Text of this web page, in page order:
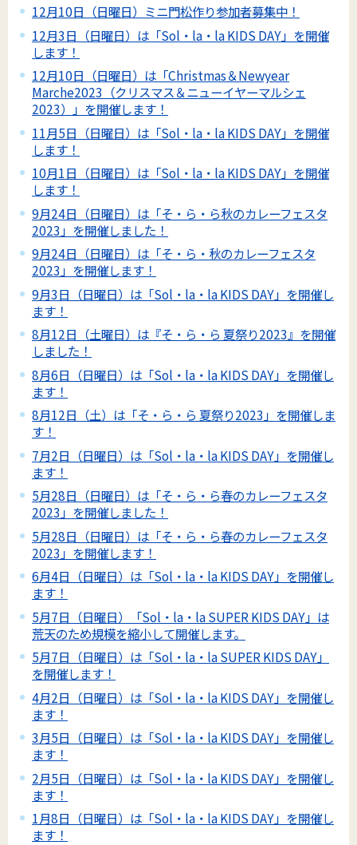
12月10日（日曜日）ミニ門松作り参加者募集中！
12月3日（日曜日）は「Sol・la・la KIDS DAY」を開催
します！
12月10日（日曜日）は「Christmas＆Newyear
Marche2023（クリスマス＆ニューイヤーマルシェ
2023）」を開催します！
11月5日（日曜日）は「Sol・la・la KIDS DAY」を開催
します！
10月1日（日曜日）は「Sol・la・la KIDS DAY」を開催
します！
9月24日（日曜日）は「そ・ら・ら秋のカレーフェスタ
2023」を開催しました！
9月24日（日曜日）は「そ・ら・秋のカレーフェスタ
2023」を開催します！
9月3日（日曜日）は「Sol・la・la KIDS DAY」を開催し
ます！
8月12日（土曜日）は『そ・ら・ら 夏祭り2023』を開催
しました！
8月6日（日曜日）は「Sol・la・la KIDS DAY」を開催し
ます！
8月12日（土）は「そ・ら・ら 夏祭り2023」を開催しま
す！
7月2日（日曜日）は「Sol・la・la KIDS DAY」を開催し
ます！
5月28日（日曜日）は「そ・ら・ら春のカレーフェスタ
2023」を開催しました！
5月28日（日曜日）は「そ・ら・ら春のカレーフェスタ
2023」を開催します！
6月4日（日曜日）は「Sol・la・la KIDS DAY」を開催し
ます！
5月7日（日曜日）「Sol・la・la SUPER KIDS DAY」は
荒天のため規模を縮小して開催します。
5月7日（日曜日）は「Sol・la・la SUPER KIDS DAY」
を開催します！
4月2日（日曜日）は「Sol・la・la KIDS DAY」を開催し
ます！
3月5日（日曜日）は「Sol・la・la KIDS DAY」を開催し
ます！
2月5日（日曜日）は「Sol・la・la KIDS DAY」を開催し
ます！
1月8日（日曜日）は「Sol・la・la KIDS DAY」を開催し
ます！